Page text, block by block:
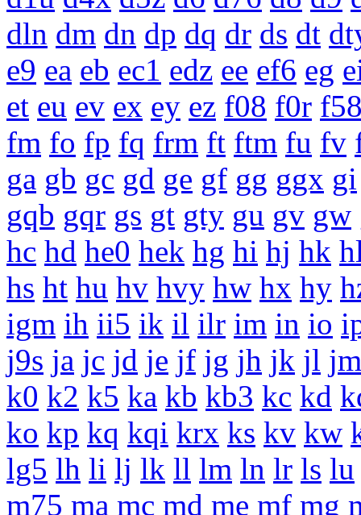
dln dm dn dp dq dr ds dt
e9 ea eb ec1 edz ee ef6 eg
et eu ev ex ey ez f08 f0r
fm fo fp fq frm ft ftm fu fv
ga gb gc gd ge gf gg ggx gi
gqb gqr gs gt gty gu gv gw
hc hd he0 hek hg hi hj hk
hs ht hu hv hvy hw hx hy
igm ih ii5 ik il ilr im in io
j9s ja jc jd je jf jg jh jk jl jm
k0 k2 k5 ka kb kb3 kc kd
ko kp kq kqi krx ks kv kw
lg5 lh li lj lk ll lm ln lr ls lu
m75 ma mc md me mf mg